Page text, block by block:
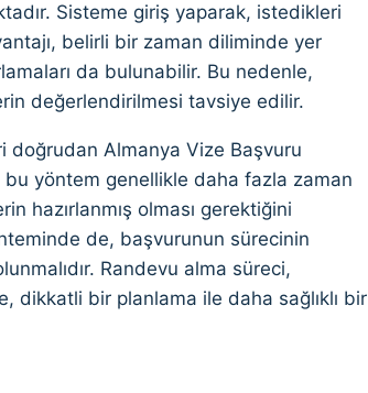
Sisteme giriş yaparak, istedikleri
belirli bir zaman diliminde yer
da bulunabilir. Bu nedenle,
değerlendirilmesi tavsiye edilir.
doğrudan Almanya Vize Başvuru
yöntem genellikle daha fazla zaman
hazırlanmış olması gerektiğini
de, başvurunun sürecinin
Randevu alma süreci,
dikkatli bir planlama ile daha sağlıklı bir